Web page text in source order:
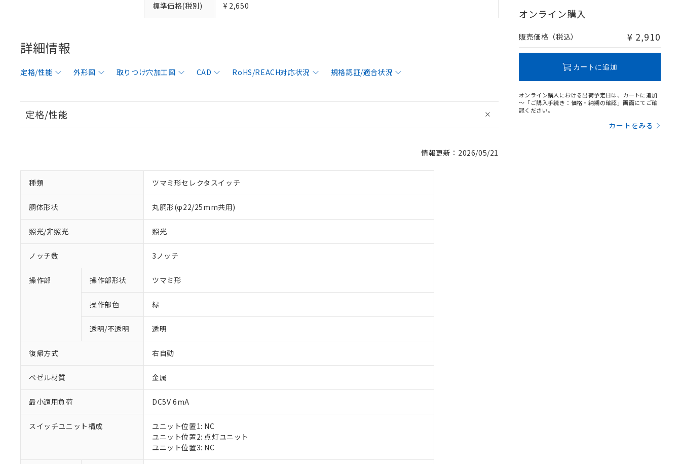
標準価格(税別) ¥ 2,650
詳細情報
定格/性能 外形図 取りつけ穴加工図 CAD RoHS/REACH対応状況 規格認証/適合状況
定格/性能
情報更新：2026/05/21
種類 ツマミ形セレクタスイッチ
胴体形状 丸胴形(φ22/25mm共用)
照光/非照光 照光
ノッチ数 3ノッチ
操作部 操作部形状 ツマミ形
操作部色 緑
透明/不透明 透明
復帰方式 右自動
ベゼル材質 金属
最小適用負荷 DC5V 6mA
スイッチユニット構成
ユニット位置1: NC
ユニット位置2: 点灯ユニット
ユニット位置3: NC
オンライン購入
販売価格（税込） ¥ 2,910
カートに追加
オンライン購入における出荷予定日は、カートに追加
～「ご購入手続き：価格・納期の確認」画面にてご確
認ください。
カートをみる